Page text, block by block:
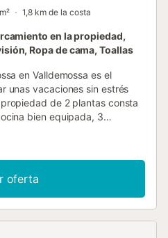
1,8 km de la costa
en la propiedad,
Ropa de cama, Toallas
en Valldemossa es el
unas vacaciones sin estrés
de 2 plantas consta
bien equipada, 3
incluyen Wi-Fi,
También hay una cuna y
este
Este alquiler de
zona exterior privada con una
oferta